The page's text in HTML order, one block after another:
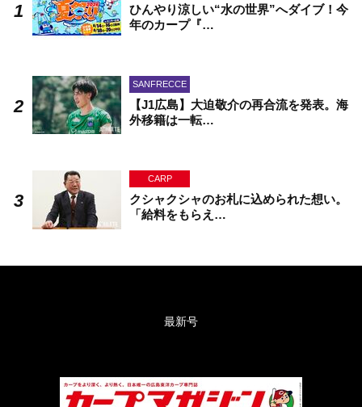
ひんやり涼しい“水の世界”へダイブ！今
年のカープ『…
SANFRECCE
【J1広島】大迫敬介の再合流を発表。海
外移籍は一転…
CARP
クシャクシャのお札に込められた想い。
「給料をもらえ…
最新号